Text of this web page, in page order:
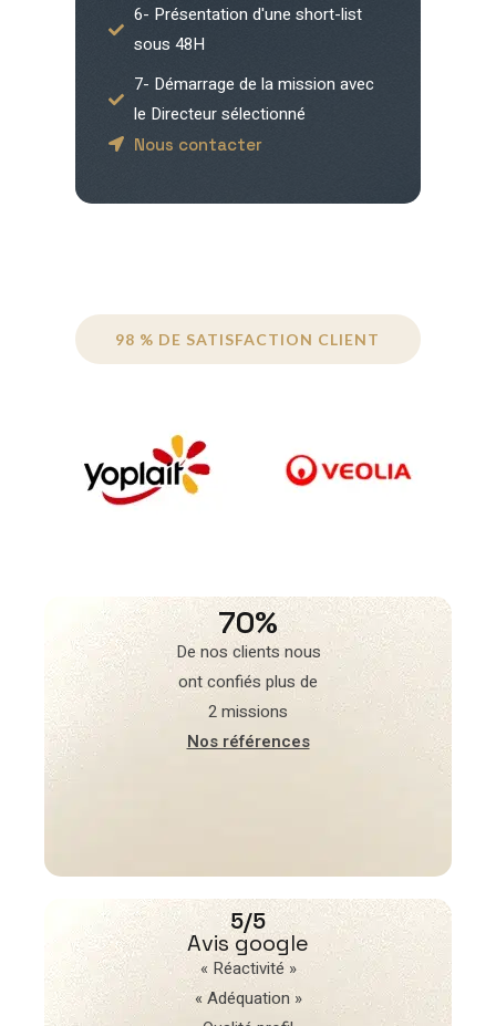
6- Présentation d'une short-list
sous 48H
7- Démarrage de la mission avec
le Directeur sélectionné
Nous contacter
98 % DE SATISFACTION CLIENT
70%
De nos clients nous
ont confiés plus de
2 missions
Nos références
5/5
Avis google
« Réactivité »
« Adéquation »